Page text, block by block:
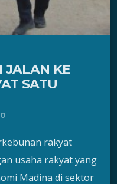
JALAN KE
SATU
rakyat
usaha rakyat yang
Madina di sektor